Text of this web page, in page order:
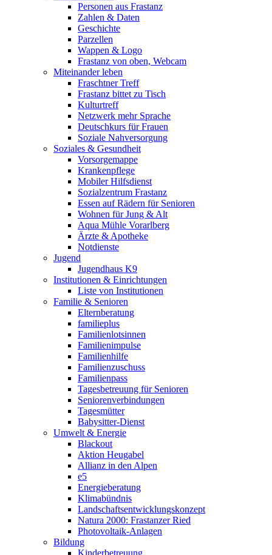
Personen aus Frastanz
Zahlen & Daten
Geschichte
Parzellen
Wappen & Logo
Frastanz von oben, Webcam
Miteinander leben
Fraschtner Treff
Frastanz bittet zu Tisch
Kulturtreff
Netzwerk mehr Sprache
Deutschkurs für Frauen
Soziale Nahversorgung
Soziales & Gesundheit
Vorsorgemappe
Krankenpflege
Mobiler Hilfsdienst
Sozialzentrum Frastanz
Essen auf Rädern für Senioren
Wohnen für Jung & Alt
Aqua Mühle Vorarlberg
Ärzte & Apotheke
Notdienste
Jugend
Jugendhaus K9
Institutionen & Einrichtungen
Liste von Institutionen
Familie & Senioren
Elternberatung
familieplus
Familienlotsinnen
Familienimpulse
Familienhilfe
Familienzuschuss
Familienpass
Tagesbetreuung für Senioren
Seniorenverbindungen
Tagesmütter
Babysitter-Dienst
Umwelt & Energie
Blackout
Aktion Heugabel
Allianz in den Alpen
e5
Energieberatung
Klimabündnis
Landschaftsentwicklungskonzept
Natura 2000: Frastanzer Ried
Photovoltaik-Anlagen
Bildung
Kinderbetreuung